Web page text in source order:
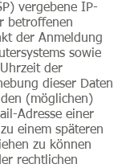
vergebene IP-
betroffenen
der Anmeldung
sowie
der
dieser Daten
(möglichen)
Adresse einer
einem späteren
zu können
rechtlichen